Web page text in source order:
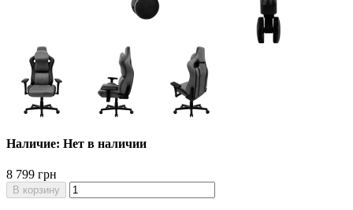
Наличие: Нет в наличии
8 799 грн
В корзину